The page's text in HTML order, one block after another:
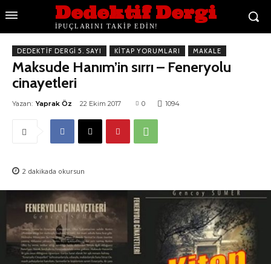
Dedektif Dergi
İPUÇLARINI TAKİP EDİN!
DEDEKTIF DERGI 5. SAYI KITAP YORUMLARI MAKALE
Maksude Hanım’in sırrı – Feneryolu
cinayetleri
Yazan: Yaprak Öz 22 Ekim 2017 0 1094
2 dakikada okursun